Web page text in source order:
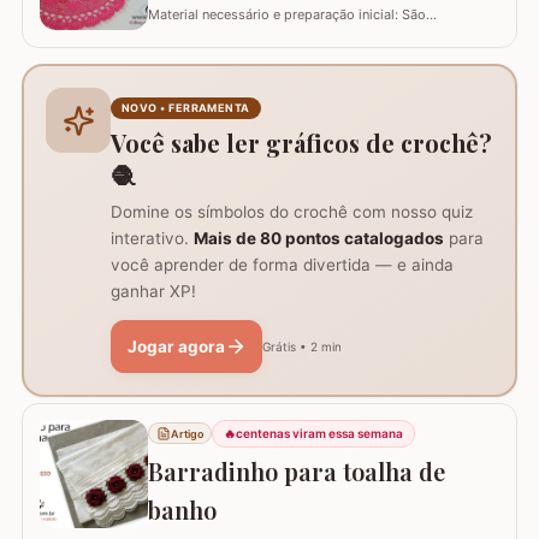
Material necessário e preparação inicial: São
do trabalho e formação do centro do tapete: Comece
com um anel mágico ou uma argola de 10…
NOVO • FERRAMENTA
Você sabe ler gráficos de crochê?
🧶
Domine os símbolos do crochê com nosso quiz
interativo. Mais de 80 pontos catalogados para
você aprender de forma divertida — e ainda
ganhar XP!
Jogar agora Grátis • 2 min
Artigo 🔥centenas viram essa semana
Barradinho para toalha de
banho